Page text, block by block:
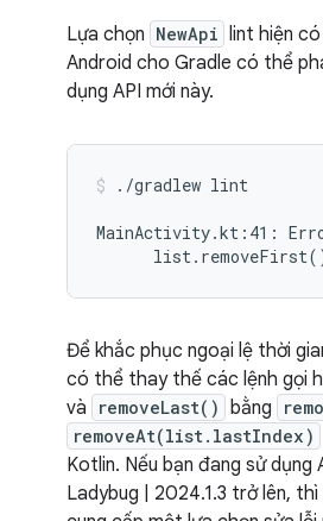
Lựa chọn NewApi lint hiện
Android cho Gradle có thể
dụng API mới này.
./gradlew lint
MainActivity.kt:41:
Để khắc phục ngoại lệ thời
có thể thay thế các lệnh gọi
và removeLast() bằng
removeAt(list.lastIndex)
Kotlin. Nếu bạn đang sử dụng
Ladybug | 2024.1.3 trở lên, thì